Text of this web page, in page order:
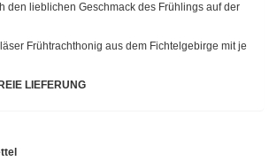
den lieblichen Geschmack des Frühlings auf der
Frühtrachthonig aus dem Fichtelgebirge mit je
LIEFERUNG